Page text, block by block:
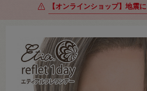
【オンラインショップ】地震